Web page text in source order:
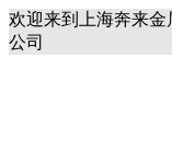
欢迎来到上海奔来金
公司